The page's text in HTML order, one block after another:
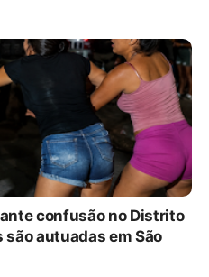
confusão no Distrito
autuadas em São